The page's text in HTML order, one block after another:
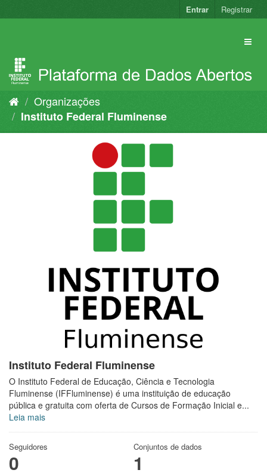
para
Entrar Registrar
Organizações
Instituto Federal Fluminense
Instituto Federal Fluminense
O Instituto Federal de Educação, Ciência e Tecnologia
Fluminense (IFFluminense) é uma instituição de educação
pública e gratuita com oferta de Cursos de Formação Inicial e...
Leia mais
Seguidores
0
Conjuntos de dados
1